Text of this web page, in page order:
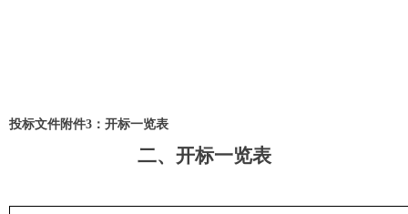
投标文件附件3：开标一览表
二、开标一览表